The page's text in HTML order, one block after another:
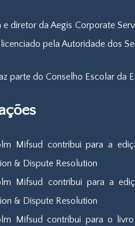
e diretor da Aegis Corporate
pela Autoridade dos
parte do Conselho Escolar da
Mifsud contribui para a
& Dispute Resolution
Mifsud contribui para a
& Dispute Resolution
Mifsud contribui para o